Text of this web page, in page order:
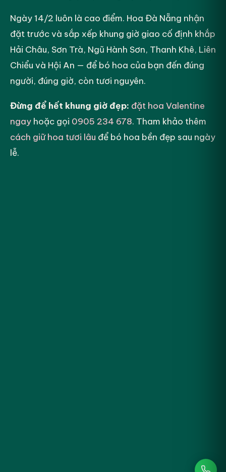
Ngày 14/2 luôn là cao điểm. Hoa Đà Nẵng nhận
đặt trước và sắp xếp khung giờ giao cố định khắp
Hải Châu, Sơn Trà, Ngũ Hành Sơn, Thanh Khê, Liên
Chiểu và Hội An — để bó hoa của bạn đến đúng
người, đúng giờ, còn tươi nguyên.
Đừng để hết khung giờ đẹp: đặt hoa Valentine
ngay hoặc gọi 0905 234 678. Tham khảo thêm
cách giữ hoa tươi lâu để bó hoa bền đẹp sau ngày
lễ.